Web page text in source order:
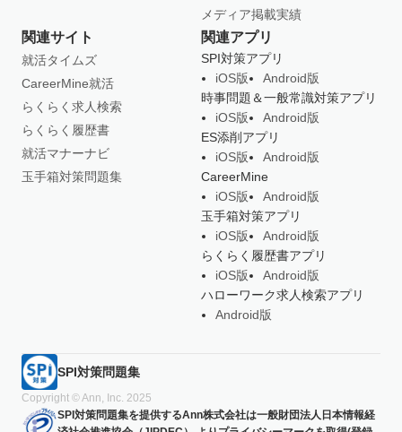
メディア掲載実績
関連サイト
就活タイムズ
CareerMine就活
らくらく求人検索
らくらく履歴書
就活マナーナビ
玉手箱対策問題集
関連アプリ
SPI対策アプリ
iOS版
Android版
時事問題＆一般常識対策アプリ
iOS版
Android版
ES添削アプリ
iOS版
Android版
CareerMine
iOS版
Android版
玉手箱対策アプリ
iOS版
Android版
らくらく履歴書アプリ
iOS版
Android版
ハローワーク求人検索アプリ
Android版
SPI対策問題集
Copyright © Ann, Inc. 2025
SPI対策問題集を提供するAnn株式会社は一般財団法人日本情報経